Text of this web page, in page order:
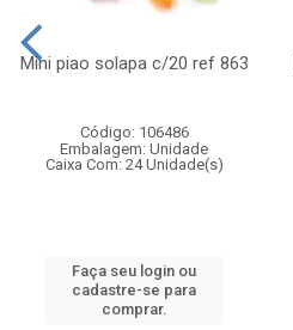
Mini piao solapa c/20 ref 863
Código: 106486
Embalagem: Unidade
Caixa Com: 24 Unidade(s)
Faça seu login ou
cadastre-se para
comprar.